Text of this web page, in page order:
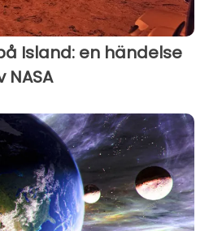
Island: en händelse